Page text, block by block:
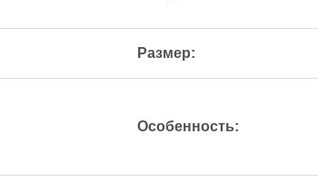
Размер:
Особенность: